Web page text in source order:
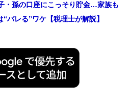
・孫の口座にこっそり貯金…家族も
バレる”ワケ【税理士が解説】